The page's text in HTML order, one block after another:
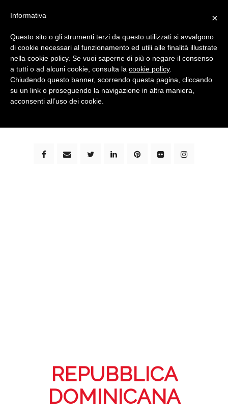
bimbi e viaggi - family travel blog: community #1 in
REPUBBLICA
DOMINICANA
×
Informativa
Questo sito o gli strumenti terzi da questo utilizzati si avvalgono
di cookie necessari al funzionamento ed utili alle finalità illustrate
nella cookie policy. Se vuoi saperne di più o negare il consenso
a tutti o ad alcuni cookie, consulta la cookie policy.
Chiudendo questo banner, scorrendo questa pagina, cliccando
su un link o proseguendo la navigazione in altra maniera,
acconsenti all’uso dei cookie.